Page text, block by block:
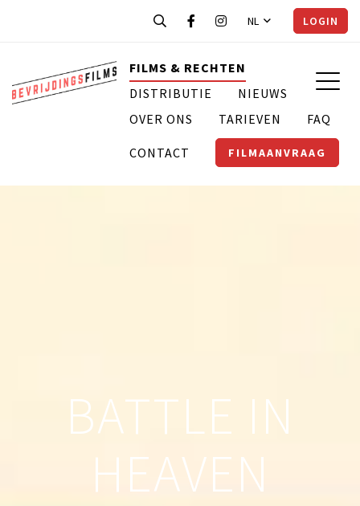
NL LOGIN
FILMS & RECHTEN
DISTRIBUTIE
NIEUWS
OVER ONS
TARIEVEN FAQ
CONTACT FILMAANVRAAG
BATTLE IN
HEAVEN